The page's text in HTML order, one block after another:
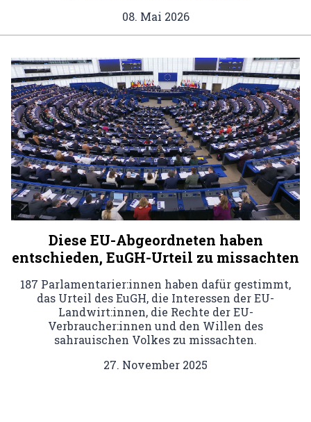
08. Mai 2026
Diese EU-Abgeordneten haben
entschieden, EuGH-Urteil zu missachten
187 Parlamentarier:innen haben dafür gestimmt,
das Urteil des EuGH, die Interessen der EU-
Landwirt:innen, die Rechte der EU-
Verbraucher:innen und den Willen des
sahrauischen Volkes zu missachten.
27. November 2025